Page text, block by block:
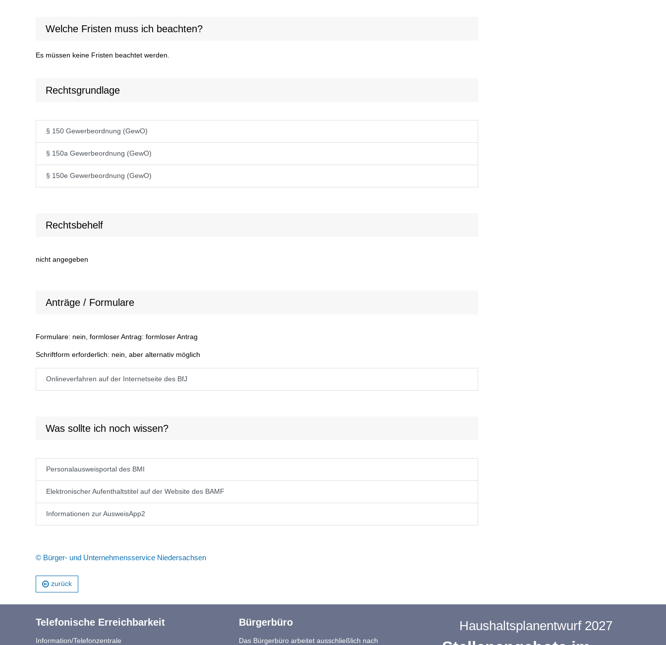
Welche Fristen muss ich beachten?
Es müssen keine Fristen beachtet werden.
Rechtsgrundlage
§ 150 Gewerbeordnung (GewO)
§ 150a Gewerbeordnung (GewO)
§ 150e Gewerbeordnung (GewO)
Rechtsbehelf
nicht angegeben
Anträge / Formulare
Formulare: nein, formloser Antrag: formloser Antrag
Schriftform erforderlich: nein, aber alternativ möglich
Onlineverfahren auf der Internetseite des BfJ
Was sollte ich noch wissen?
Personalausweisportal des BMI
Elektronischer Aufenthaltstitel auf der Website des BAMF
Informationen zur AusweisApp2
© Bürger- und Unternehmensservice Niedersachsen
zurück
Telefonische Erreichbarkeit
Information/Telefonzentrale
Bürgerbüro
Das Bürgerbüro arbeitet ausschließlich nach
Haushaltsplanentwurf 2027